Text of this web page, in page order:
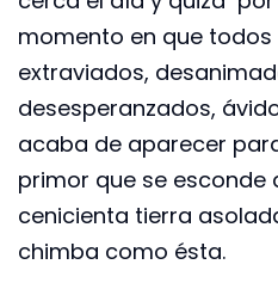
momento en que
extraviados,
desesperanzados,
acaba de aparecer
primor que se esconde
cenicienta tierra
chimba como ésta.